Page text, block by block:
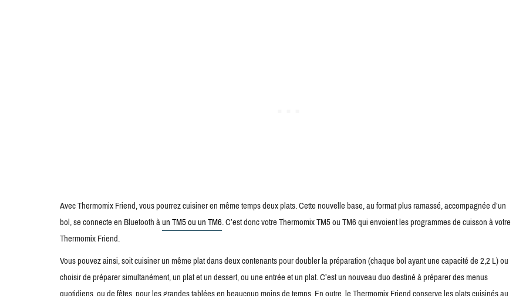
Avec Thermomix Friend, vous pourrez cuisiner en même temps deux plats. Cette nouvelle base, au format plus ramassé, accompagnée d’un
bol, se connecte en Bluetooth àun TM5 ou un TM6. C’est donc votre Thermomix TM5 ou TM6 qui envoient les programmes de cuisson à votre
Thermomix Friend.
Vous pouvez ainsi, soit cuisiner un même plat dans deux contenants pour doubler la préparation (chaque bol ayant une capacité de 2,2 L) ou
choisir de préparer simultanément, un plat et un dessert, ou une entrée et un plat. C’est un nouveau duo destiné à préparer des menus